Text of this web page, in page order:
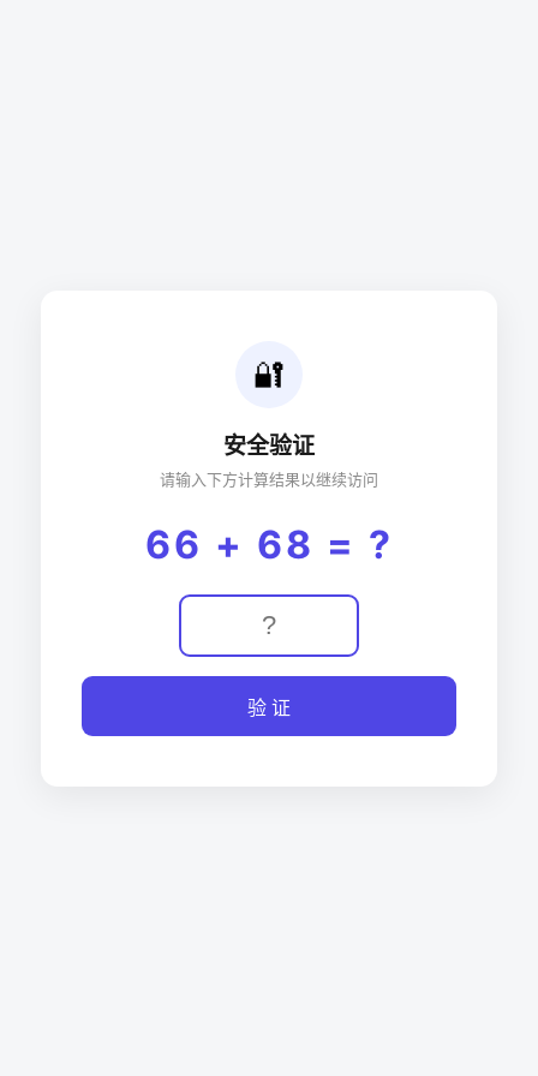
🔐
安全验证
请输入下方计算结果以继续访问
66 + 68 = ?
验 证